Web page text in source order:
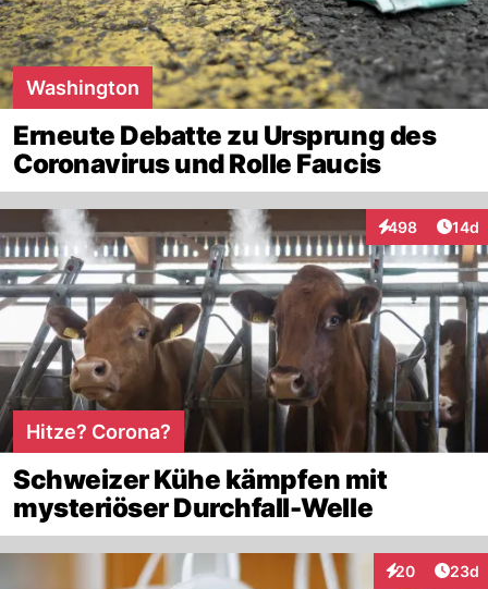
Washington
Erneute Debatte zu Ursprung des
Coronavirus und Rolle Faucis
498
Interaktionen
14d
Hitze? Corona?
Schweizer Kühe kämpfen mit
mysteriöser Durchfall-Welle
20
Interaktionen
23d